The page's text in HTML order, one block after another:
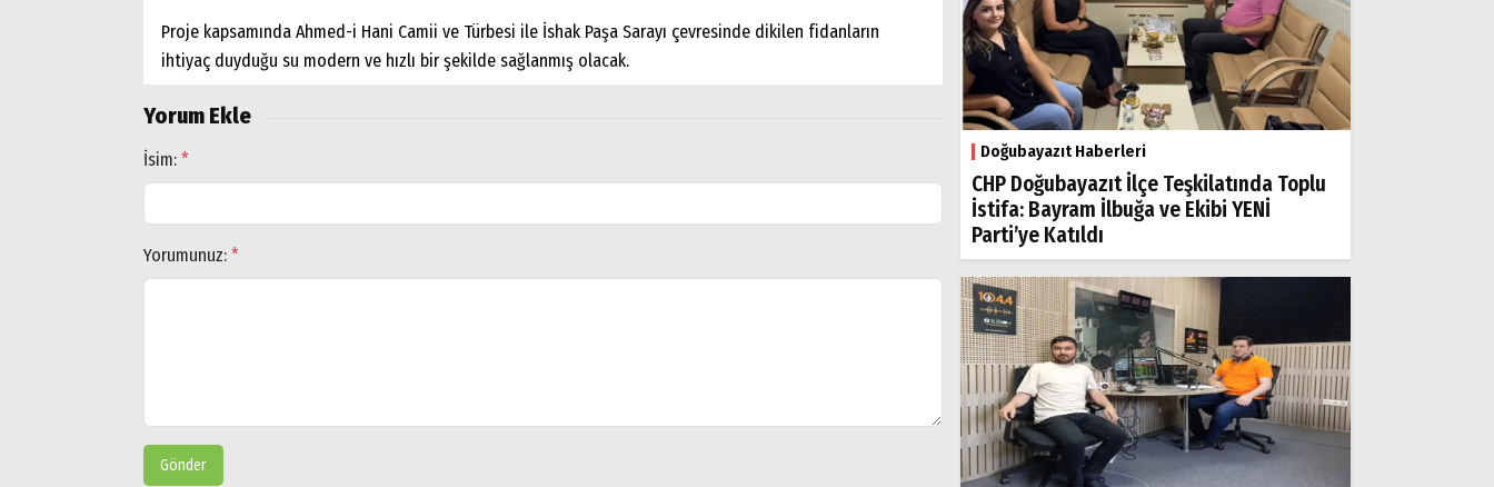
Proje kapsamında Ahmed-i Hani Camii ve Türbesi ile İshak Paşa Sarayı çevresinde dikilen fidanların
ihtiyaç duyduğu su modern ve hızlı bir şekilde sağlanmış olacak.
Yorum Ekle
İsim: *
Yorumunuz: *
Gönder
Doğubayazıt Haberleri
CHP Doğubayazıt İlçe Teşkilatında Toplu
İstifa: Bayram İlbuğa ve Ekibi YENİ
Parti’ye Katıldı